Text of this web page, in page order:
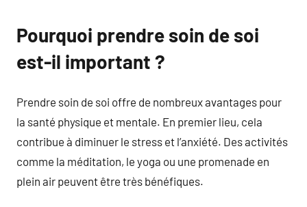
Pourquoi prendre soin de soi
est-il important ?
Prendre soin de soi offre de nombreux avantages pour
la santé physique et mentale. En premier lieu, cela
contribue à diminuer le stress et l’anxiété. Des activités
comme la méditation, le yoga ou une promenade en
plein air peuvent être très bénéfiques.